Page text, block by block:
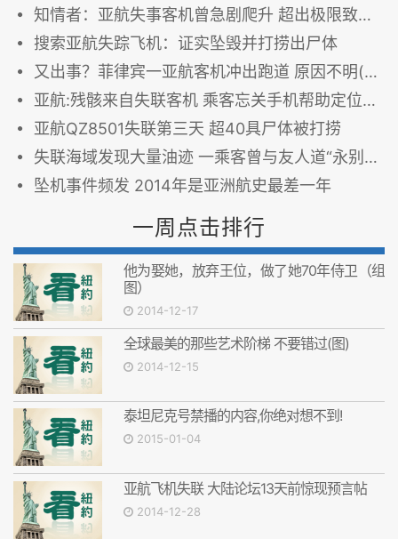
知情者：亚航失事客机曾急剧爬升 超出极限致失速
搜索亚航失踪飞机：证实坠毁并打捞出尸体
又出事？菲律宾一亚航客机冲出跑道 原因不明(图)
亚航:残骸来自失联客机 乘客忘关手机帮助定位(图)
亚航QZ8501失联第三天 超40具尸体被打捞
失联海域发现大量油迹 一乘客曾与友人道“永别”(图)
坠机事件频发 2014年是亚洲航史最差一年
一周点击排行
他为娶她，放弃王位，做了她70年侍卫（组
图）
2014-12-17
全球最美的那些艺术阶梯 不要错过(图)
2014-12-15
泰坦尼克号禁播的内容,你绝对想不到!
2015-01-04
亚航飞机失联 大陆论坛13天前惊现预言帖
2014-12-28